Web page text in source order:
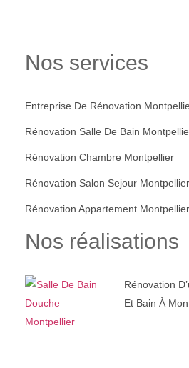
Nos services
Entreprise De Rénovation
Rénovation Salle De Bain
Rénovation Chambre Montpellier
Rénovation Salon Sejour Montpellier
Rénovation Appartement Montpellier
Nos réalisations
Rénovation
Et Bain À